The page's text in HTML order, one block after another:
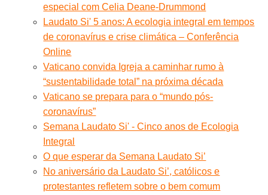
especial com Celia Deane-Drummond
Laudato Si' 5 anos: A ecologia integral em tempos
de coronavírus e crise climática – Conferência
Online
Vaticano convida Igreja a caminhar rumo à
“sustentabilidade total” na próxima década
Vaticano se prepara para o “mundo pós-
coronavírus”
Semana Laudato Si' - Cinco anos de Ecologia
Integral
O que esperar da Semana Laudato Si’
No aniversário da Laudato Si’, católicos e
protestantes refletem sobre o bem comum